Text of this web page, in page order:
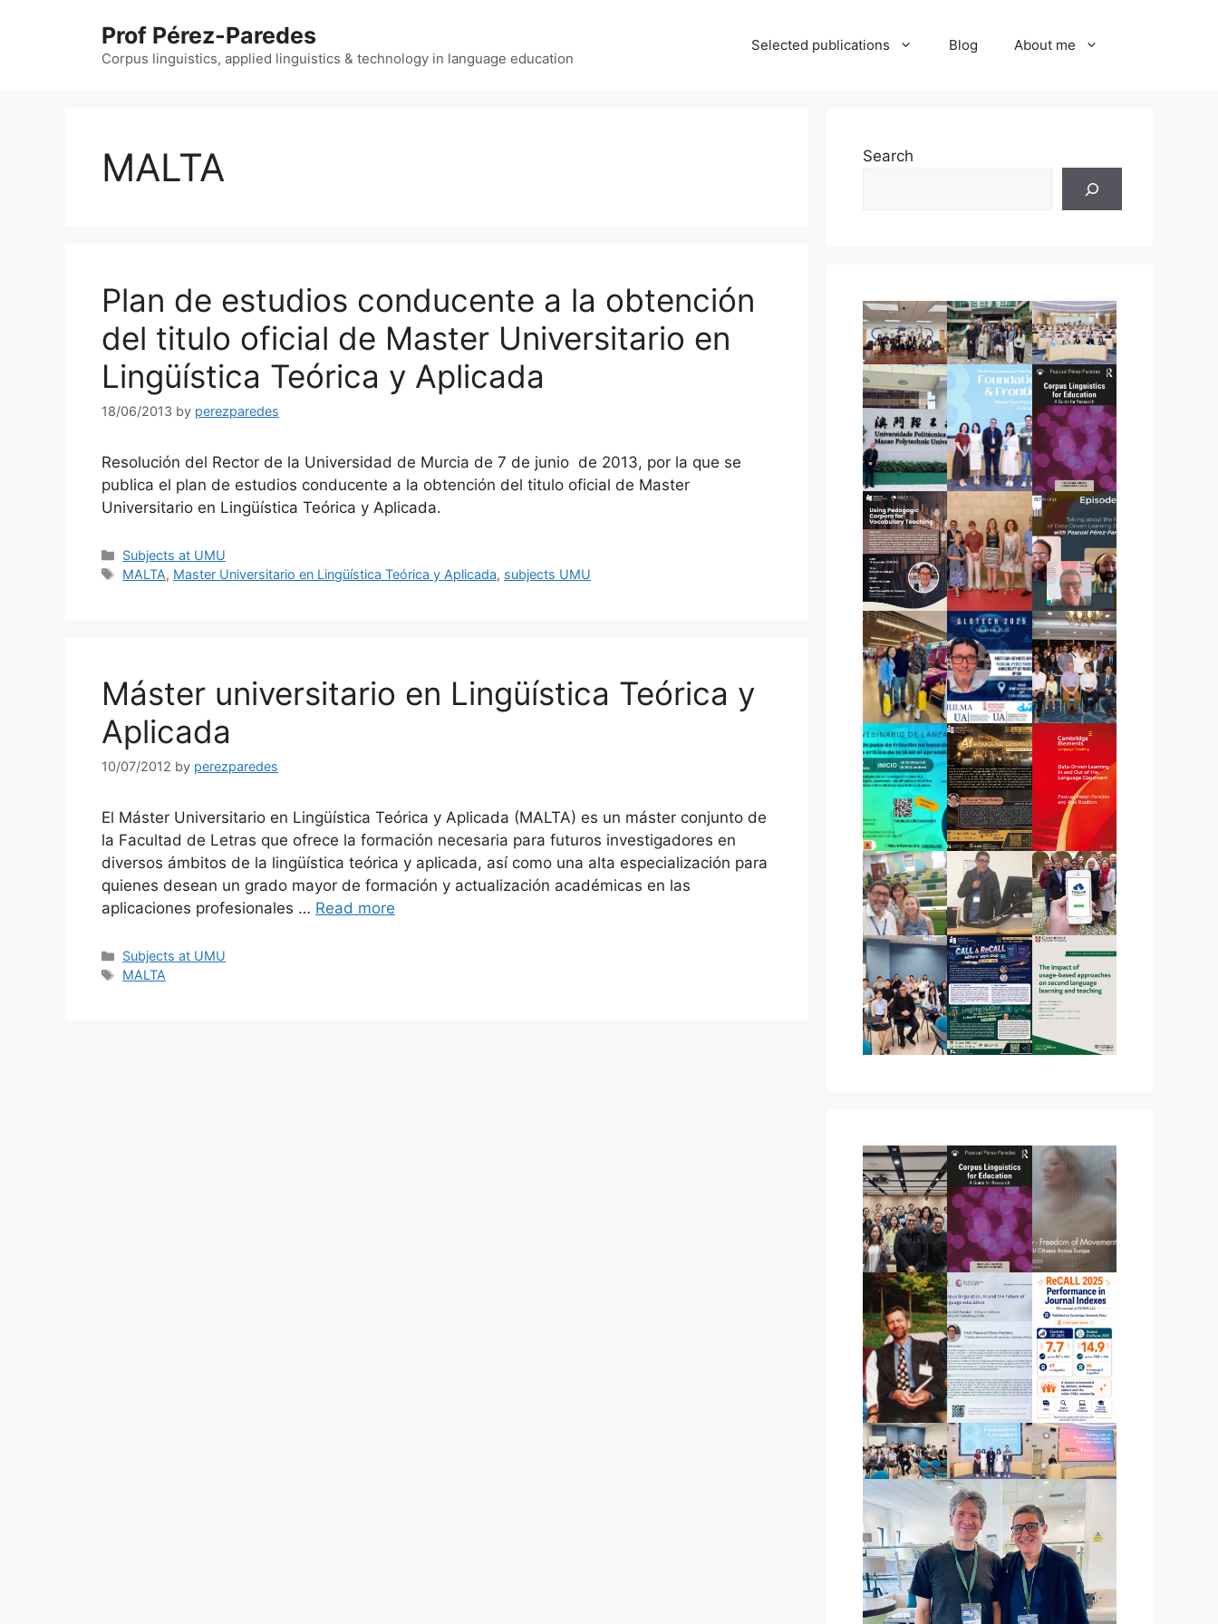
Prof Pérez-Paredes
Corpus linguistics, applied linguistics & technology in language education
Selected publications Blog About me
MALTA
Plan de estudios conducente a la obtención
del titulo oficial de Master Universitario en
Lingüística Teórica y Aplicada
18/06/2013 by perezparedes
Resolución del Rector de la Universidad de Murcia de 7 de junio de 2013, por la que se
publica el plan de estudios conducente a la obtención del titulo oficial de Master
Universitario en Lingüística Teórica y Aplicada.
Categories
Subjects at UMU
Tags
MALTA, Master Universitario en Lingüística Teórica y Aplicada, subjects UMU
Máster universitario en Lingüística Teórica y
Aplicada
10/07/2012 by perezparedes
El Máster Universitario en Lingüística Teórica y Aplicada (MALTA) es un máster conjunto de
la Facultad de Letras que ofrece la formación necesaria para futuros investigadores en
diversos ámbitos de la lingüística teórica y aplicada, así como una alta especialización para
quienes desean un grado mayor de formación y actualización académicas en las
aplicaciones profesionales … Read more
Categories
Subjects at UMU
Tags
MALTA
Search